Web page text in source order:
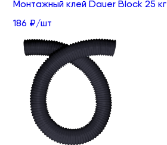
Монтажный клей Dauer Block 25 кг
186 ₽/шт